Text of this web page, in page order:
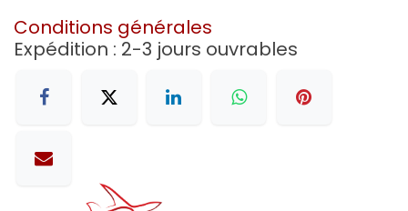
Conditions générales
Expédition : 2-3 jours ouvrables